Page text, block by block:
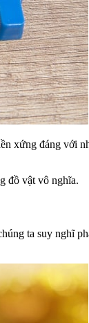
xứng đáng với
đồ vật vô nghĩa.
ta suy nghĩ